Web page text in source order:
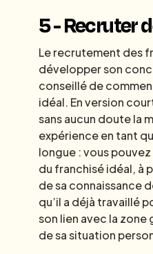
5 - Recruter
Le recrutement des
développer son
conseillé de
idéal. En version
sans aucun doute la
expérience en tant
longue : vous
du franchisé idéal, à
de sa connaissance
qu’il a déjà travaillé
son lien avec la
de sa situation